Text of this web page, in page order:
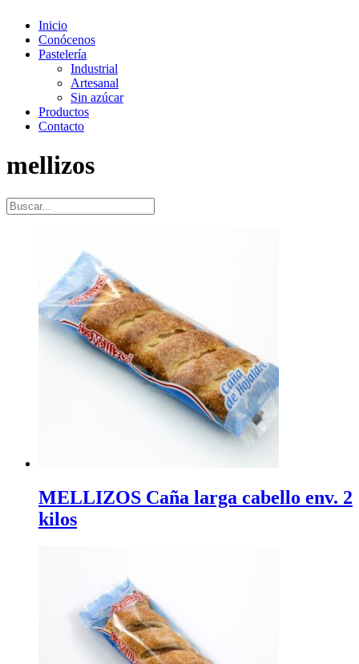
Inicio
Conócenos
Pastelería
Industrial
Artesanal
Sin azúcar
Productos
Contacto
mellizos
MELLIZOS Caña larga cabello env. 2
kilos